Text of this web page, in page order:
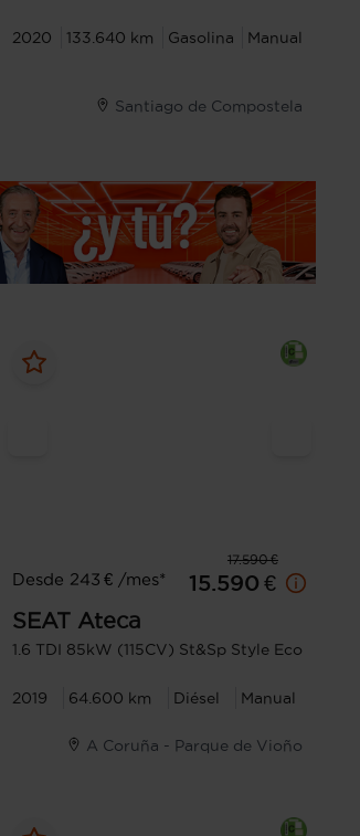
2020 133.640 km Gasolina Manual
Santiago de Compostela
17.590 €
Desde 243 € /mes*
15.590 €
SEAT Ateca
1.6 TDI 85kW (115CV) St&Sp Style Eco
2019 64.600 km Diésel Manual
A Coruña - Parque de Vioño